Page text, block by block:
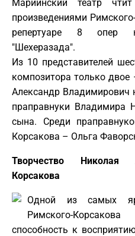
Мариинский театр
произведениями
репертуаре 8 опер
"Шехеразада".
Из 10 представителей
композитора только
Александр
праправнуки Владимира
сына. Среди
Корсакова – Ольга
Творчество Николая
Корсакова
Одной из самых
Римского-
способность к